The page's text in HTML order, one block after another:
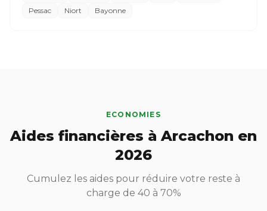
Pessac Niort Bayonne
ECONOMIES
Aides financières à Arcachon en
2026
Cumulez les aides pour réduire votre reste à
charge de 40 à 70%